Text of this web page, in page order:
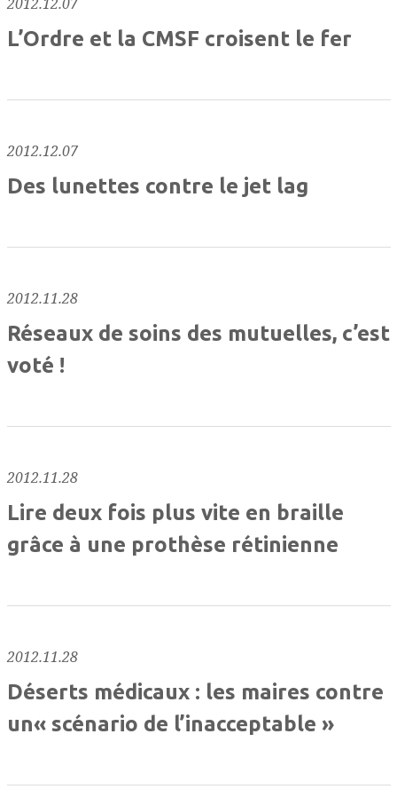
2012.12.07
L’Ordre et la CMSF croisent le fer
2012.12.07
Des lunettes contre le jet lag
2012.11.28
Réseaux de soins des mutuelles, c’est
voté !
2012.11.28
Lire deux fois plus vite en braille
grâce à une prothèse rétinienne
2012.11.28
Déserts médicaux : les maires contre
un« scénario de l’inacceptable »